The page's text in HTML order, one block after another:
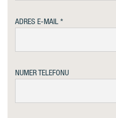
ADRES E-MAIL
NUMER TELEFONU